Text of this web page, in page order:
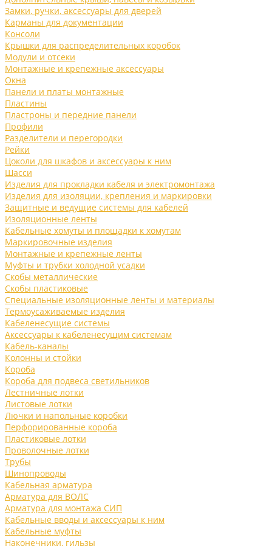
Замки, ручки, аксессуары для дверей
Карманы для документации
Консоли
Крышки для распределительных коробок
Модули и отсеки
Монтажные и крепежные аксессуары
Окна
Панели и платы монтажные
Пластины
Пластроны и передние панели
Профили
Разделители и перегородки
Рейки
Цоколи для шкафов и аксессуары к ним
Шасси
Изделия для прокладки кабеля и электромонтажа
Изделия для изоляции, крепления и маркировки
Защитные и ведущие системы для кабелей
Изоляционные ленты
Кабельные хомуты и площадки к хомутам
Маркировочные изделия
Монтажные и крепежные ленты
Муфты и трубки холодной усадки
Скобы металлические
Скобы пластиковые
Специальные изоляционные ленты и материалы
Термоусаживаемые изделия
Кабеленесущие системы
Аксессуары к кабеленесущим системам
Кабель-каналы
Колонны и стойки
Короба
Короба для подвеса светильников
Лестничные лотки
Листовые лотки
Лючки и напольные коробки
Перфорированные короба
Пластиковые лотки
Проволочные лотки
Трубы
Шинопроводы
Кабельная арматура
Арматура для ВОЛС
Арматура для монтажа СИП
Кабельные вводы и аксессуары к ним
Кабельные муфты
Наконечники, гильзы